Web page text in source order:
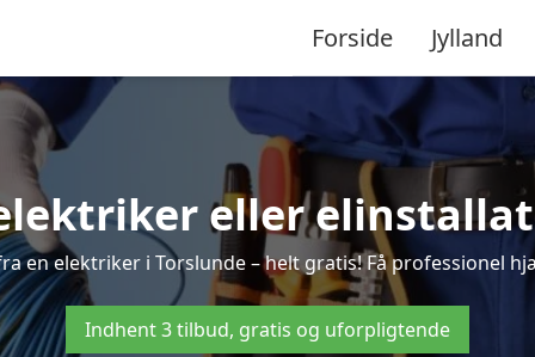
Forside Jylland
eller
en elektriker i Torslunde – helt gratis! Få professionel
Indhent 3 tilbud, gratis og uforpligtende